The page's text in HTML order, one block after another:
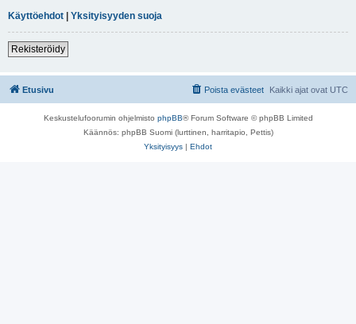
Käyttöehdot | Yksityisyyden suoja
Rekisteröidy
Etusivu Kaikki ajat ovat UTC
Poista evästeet
Keskustelufoorumin ohjelmisto phpBB® Forum Software © phpBB Limited
Käännös: phpBB Suomi (lurttinen, harritapio, Pettis)
Yksityisyys | Ehdot